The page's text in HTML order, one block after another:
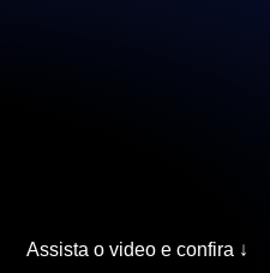
Assista o video e confira ↓